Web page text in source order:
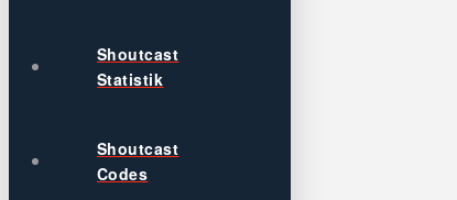
Shoutcast
Statistik
Shoutcast
Codes